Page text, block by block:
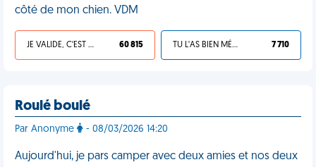
côté de mon chien. VDM
JE VALIDE, C'EST UNE VDM 60 815 TU L'AS BIEN MÉRITÉ 7 710
Roulé boulé
Par Anonyme - 08/03/2026 14:20
Aujourd'hui, je pars camper avec deux amies et nos deux